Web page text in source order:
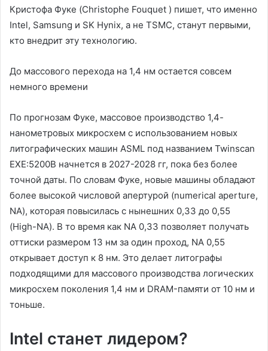
Кристофа Фуке (Christophe Fouquet ) пишет, что именно
Intel, Samsung и SK Hynix, а не TSMC, станут первыми,
кто внедрит эту технологию.
До массового перехода на 1,4 нм остается совсем
немного времени
По прогнозам Фуке, массовое производство 1,4-
нанометровых микросхем с использованием новых
литографических машин ASML под названием Twinscan
EXE:5200B начнется в 2027-2028 гг, пока без более
точной даты. По словам Фуке, новые машины обладают
более высокой числовой апертурой (numerical aperture,
NA), которая повысилась с нынешних 0,33 до 0,55
(High-NA). В то время как NA 0,33 позволяет получать
оттиски размером 13 нм за один проход, NA 0,55
открывает доступ к 8 нм. Это делает литографы
подходящими для массового производства логических
микросхем поколения 1,4 нм и DRAM-памяти от 10 нм и
тоньше.
Intel станет лидером?